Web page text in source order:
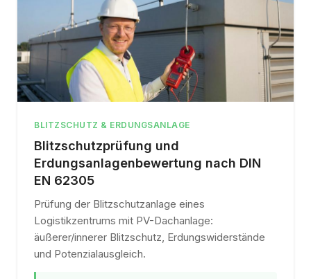
BLITZSCHUTZ & ERDUNGSANLAGE
Blitzschutzprüfung und
Erdungsanlagenbewertung nach DIN
EN 62305
Prüfung der Blitzschutzanlage eines
Logistikzentrums mit PV-Dachanlage:
äußerer/innerer Blitzschutz, Erdungswiderstände
und Potenzialausgleich.